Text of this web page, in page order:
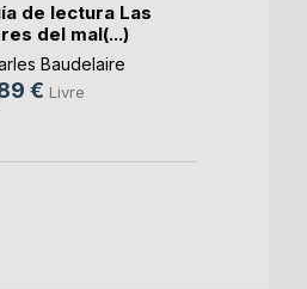
de lectura Las
del mal(...)
Baudelaire
€ Livre